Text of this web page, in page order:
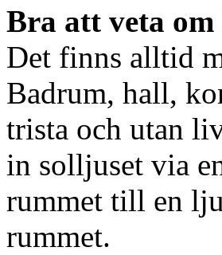
Bra att veta
Det finns alltid
Badrum, hall,
trista och utan
in solljuset via
rummet till en
rummet.